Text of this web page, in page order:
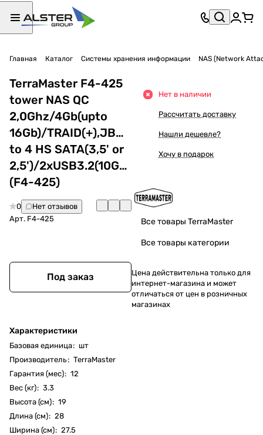
Главная Каталог Системы хранения информации NAS (Network
TerraMaster F4-425
tower NAS QC
2,0Ghz/4Gb(upto
16Gb)/TRAID(+),JBOD,RAID0,1,10,5,6/up
to 4 HS SATA(3,5' or
2,5')/2xUSB3.2(10Gb)/1xUSB3.2(5Gb)
(F4-425)
0
Нет отзывов
Арт. F4-425
Под заказ
Характеристики
Базовая единица: шт
Производитель: TerraMaster
Гарантия (мес): 12
Вес (кг): 3.3
Высота (см): 19
Длина (см): 28
Ширина (см): 27.5
Нет в наличии
Рассчитать доставку
Нашли дешевле?
Хочу в подарок
Все товары TerraMaster
Все товары категории
Цена действительна только для
интернет-магазина и может
отличаться от цен в розничных
магазинах